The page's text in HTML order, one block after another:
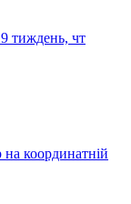
тиждень, чт
координатній